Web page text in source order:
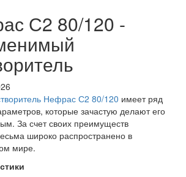
С2 80/120 -
Нефрас С2 80/120 имеет ряд
которые зачастую делают его
За счет своих преимуществ
широко распространено в
мире.